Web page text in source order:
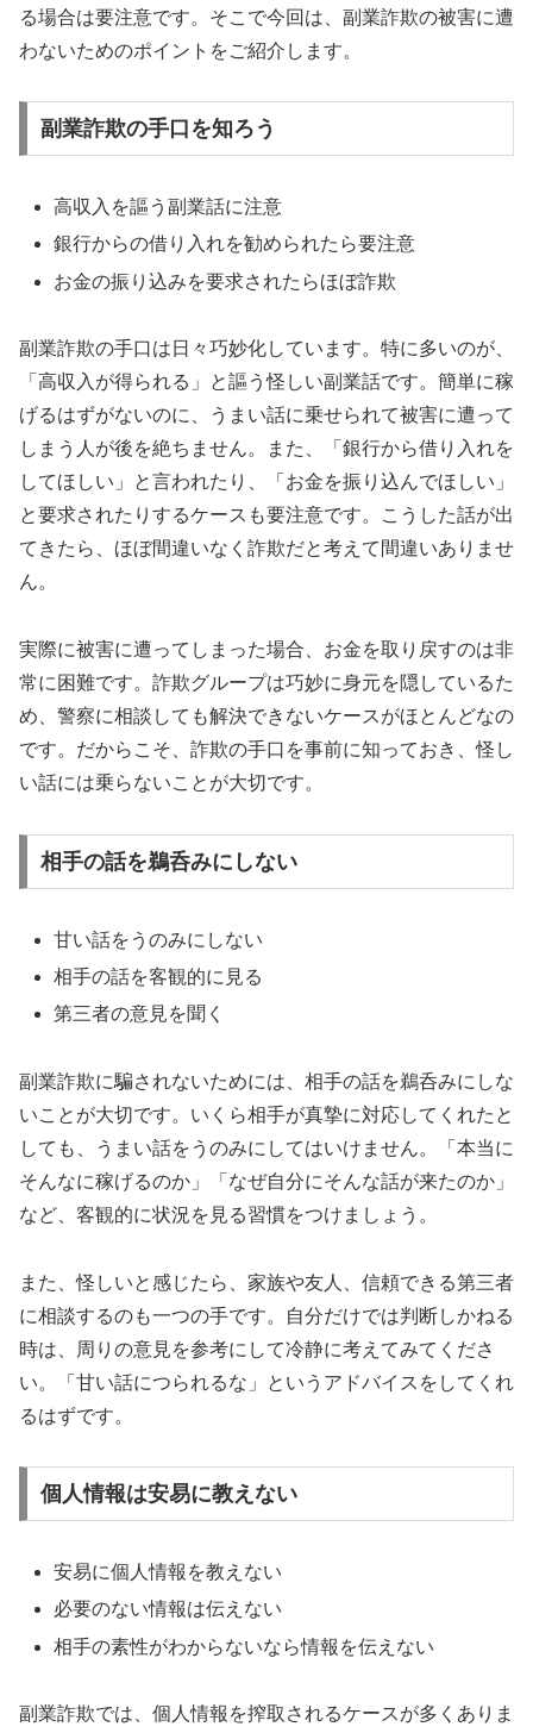
る場合は要注意です。そこで今回は、副業詐欺の被害に遭
わないためのポイントをご紹介します。
副業詐欺の手口を知ろう
高収入を謳う副業話に注意
銀行からの借り入れを勧められたら要注意
お金の振り込みを要求されたらほぼ詐欺
副業詐欺の手口は日々巧妙化しています。特に多いのが、
「高収入が得られる」と謳う怪しい副業話です。簡単に稼
げるはずがないのに、うまい話に乗せられて被害に遭って
しまう人が後を絶ちません。また、「銀行から借り入れを
してほしい」と言われたり、「お金を振り込んでほしい」
と要求されたりするケースも要注意です。こうした話が出
てきたら、ほぼ間違いなく詐欺だと考えて間違いありませ
ん。
実際に被害に遭ってしまった場合、お金を取り戻すのは非
常に困難です。詐欺グループは巧妙に身元を隠しているた
め、警察に相談しても解決できないケースがほとんどなの
です。だからこそ、詐欺の手口を事前に知っておき、怪し
い話には乗らないことが大切です。
相手の話を鵜呑みにしない
甘い話をうのみにしない
相手の話を客観的に見る
第三者の意見を聞く
副業詐欺に騙されないためには、相手の話を鵜呑みにしな
いことが大切です。いくら相手が真摯に対応してくれたと
しても、うまい話をうのみにしてはいけません。「本当に
そんなに稼げるのか」「なぜ自分にそんな話が来たのか」
など、客観的に状況を見る習慣をつけましょう。
また、怪しいと感じたら、家族や友人、信頼できる第三者
に相談するのも一つの手です。自分だけでは判断しかねる
時は、周りの意見を参考にして冷静に考えてみてくださ
い。「甘い話につられるな」というアドバイスをしてくれ
るはずです。
個人情報は安易に教えない
安易に個人情報を教えない
必要のない情報は伝えない
相手の素性がわからないなら情報を伝えない
副業詐欺では、個人情報を搾取されるケースが多くありま